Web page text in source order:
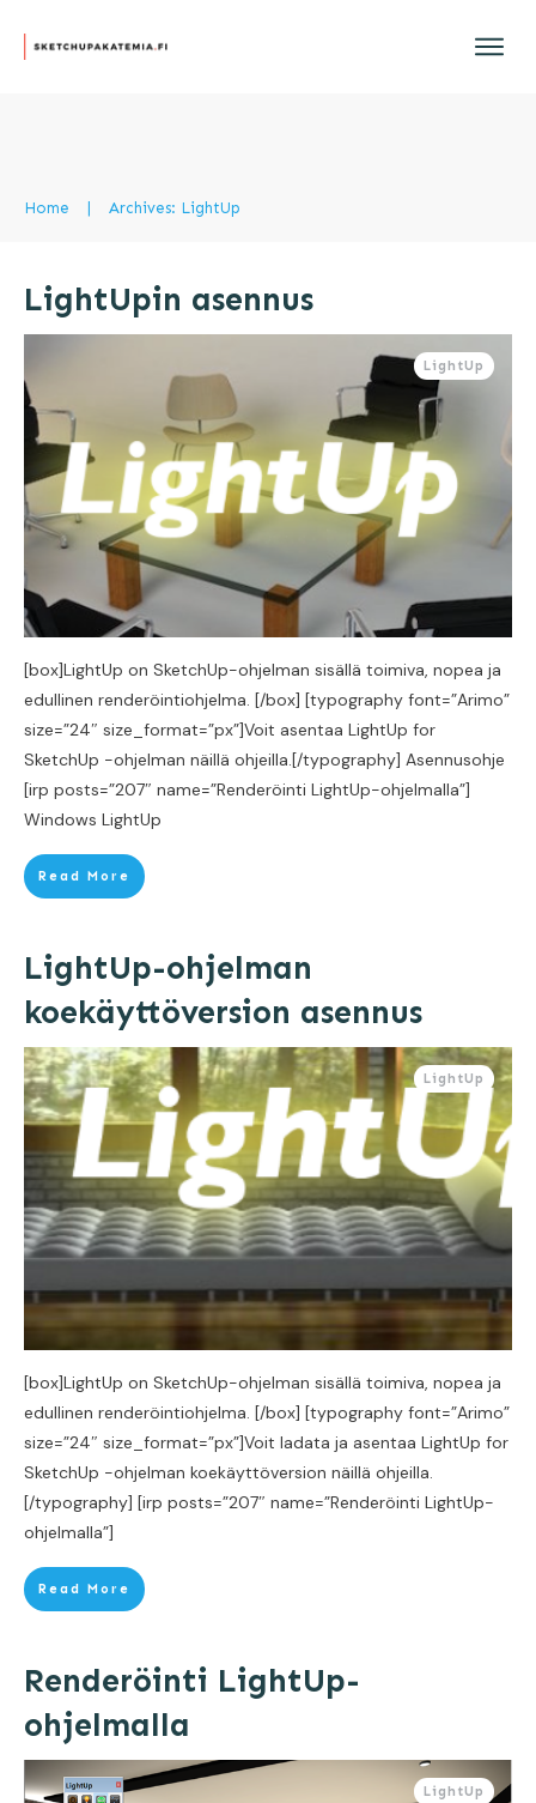
Home Archives: LightUp
LightUpin asennus
LightUp
[box]LightUp on SketchUp-ohjelman sisällä toimiva, nopea ja
edullinen renderöintiohjelma. [/box] [typography font=”Arimo”
size=”24″ size_format=”px”]Voit asentaa LightUp for
SketchUp -ohjelman näillä ohjeilla.[/typography] Asennusohje
[irp posts=”207″ name=”Renderöinti LightUp-ohjelmalla”]
Windows LightUp
Read More
LightUp-ohjelman
koekäyttöversion asennus
LightUp
[box]LightUp on SketchUp-ohjelman sisällä toimiva, nopea ja
edullinen renderöintiohjelma. [/box] [typography font=”Arimo”
size=”24″ size_format=”px”]Voit ladata ja asentaa LightUp for
SketchUp -ohjelman koekäyttöversion näillä ohjeilla.
[/typography] [irp posts=”207″ name=”Renderöinti LightUp-
ohjelmalla”]
Read More
Renderöinti LightUp-
ohjelmalla
LightUp